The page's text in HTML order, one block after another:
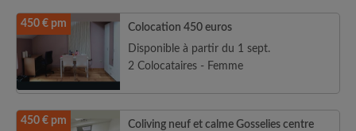
450 € pm
Colocation 450 euros
Disponible à partir du 1 sept.
2 Colocataires - Femme
450 € pm
Coliving neuf et calme Gosselies centre